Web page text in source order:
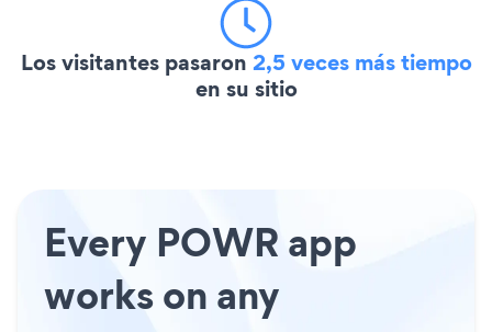
Los visitantes pasaron 2,5 veces más tiempo
en su sitio
Every POWR app
works on any